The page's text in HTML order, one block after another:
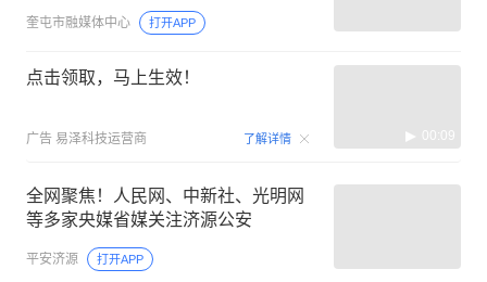
奎屯市融媒体中心 打开APP
点击领取，马上生效！
广告 易泽科技运营商 了解详情 00:09
全网聚焦！人民网、中新社、光明网
等多家央媒省媒关注济源公安
平安济源 打开APP